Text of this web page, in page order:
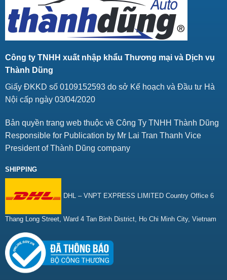
Công ty TNHH xuất nhập khẩu Thương mại và Dịch vụ
Thành Dũng
Giấy ĐKKD số 0109152593 do sở Kế hoạch và Đầu tư Hà
Nội cấp ngày 03/04/2020
Bản quyền trang web thuộc về Công Ty TNHH Thành Dũng
Responsible for Publication by Mr Lai Tran Thanh Vice
President of Thành Dũng company
SHIPPING
DHL – VNPT EXPRESS LIMITED Country Office 6
Thang Long Street, Ward 4 Tan Binh District, Ho Chi Minh City, Vietnam